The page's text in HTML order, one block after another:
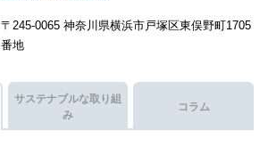
〒245-0065 神奈川県横浜市戸塚区東俣野町1705
番地
サステナブルな取り組
み
コラム